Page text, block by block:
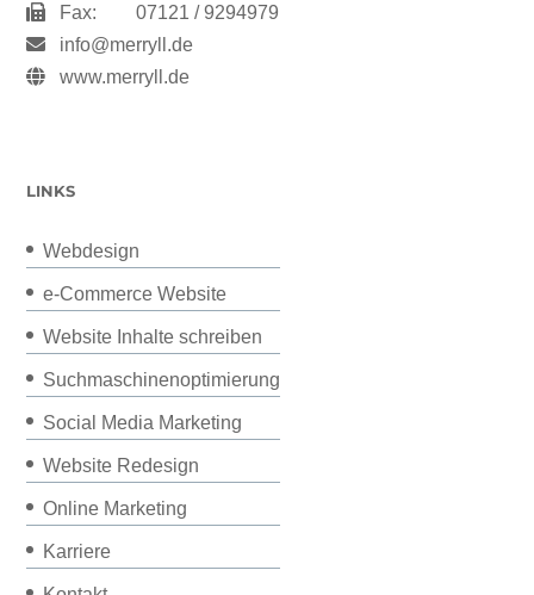
Fax:
07121 / 9294979
info@merryll.de
www.merryll.de
LINKS
Webdesign
e-Commerce Website
Website Inhalte schreiben
Suchmaschinenoptimierung
Social Media Marketing
Website Redesign
Online Marketing
Karriere